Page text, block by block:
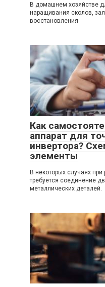
В домашнем хозяйстве
наращивания сколов,
восстановления
Как
аппарат для
инвертора?
элементы
В некоторых случаях
требуется соединение
металлических деталей.